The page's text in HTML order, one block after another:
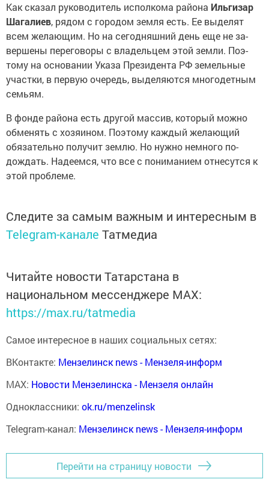
Как сказал руководитель исполкома района Ильгизар
Шагалиев, рядом с городом земля есть. Ее выделят
всем желающим. Но на сегодняшний день еще не за­
вершены переговоры с владельцем этой земли. Поэ­
тому на основании Указа Президента РФ земельные
участки, в первую очередь, выделяются многодетным
семьям.
В фонде района есть другой массив, который можно
обменять с хозяином. Поэтому каждый желающий
обязательно получит землю. Но нужно немного по­
дождать. Надеемся, что все с пониманием отнесутся к
этой проблеме.
Следите за самым важным и интересным в
Telegram-канале Татмедиа
Читайте новости Татарстана в
национальном мессенджере MАХ:
https://max.ru/tatmedia
Самое интересное в наших социальных сетях:
ВКонтакте: Мензелинск news - Мензеля-информ
MAX: Новости Мензелинска - Мензеля онлайн
Одноклассники: ok.ru/menzelinsk
Telegram-канал: Мензелинск news - Мензеля-информ
Перейти на страницу новости